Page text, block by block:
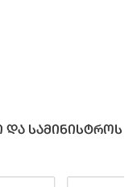
და სამინისტროს